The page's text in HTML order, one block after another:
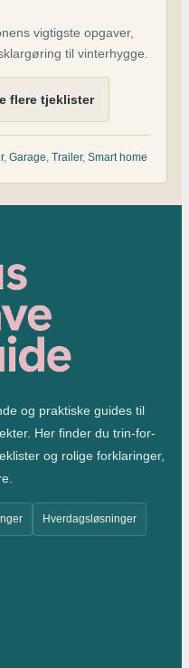
vigtigste opgaver,
til vinterhygge.
flere tjeklister
, Garage, Trailer, Smart home
og praktiske guides til
Her finder du trin-for-
og rolige forklaringer,
Hverdagsløsninger